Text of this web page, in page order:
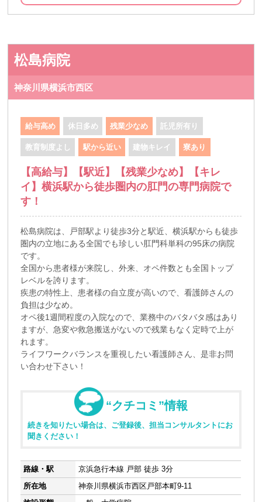
松島病院
神奈川県横浜市西区
給与高め 休日多め 残業少なめ 託児所有り
教育制度よし 駅から近い 建物キレイ 寮あり
【高給与】【駅近】【残業少なめ】【キレ
イ】横浜駅から徒歩圏内の肛門の専門病院で
す！
松島病院は、戸部駅より徒歩3分と駅近、横浜駅からも徒歩
圏内の立地にある全国でも珍しい肛門科単科の95床の病院
です。
全国から患者様が来院し、外来、オペ件数とも全国トップ
レベルを誇ります。
疾患の特性上、患者様の自立度が高いので、看護師さんの
負担は少なめ。
オペ後1週間程度の入院なので、業務中のバタバタ感はあり
ますが、急変や救急搬送がないので残業もなく定時で上が
れます。
ライフワークバランスを重視したい看護師さん、是非お問
い合わせ下さい！
“クチコミ”情報
続きを知りたい場合は、ご登録後、担当コンサルタントにお
聞きください！
路線・駅
京浜急行本線 戸部 徒歩 3分
所在地
神奈川県横浜市西区戸部本町9-11